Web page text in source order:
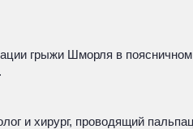
грыжи Шморля в
и хирург, проводящий